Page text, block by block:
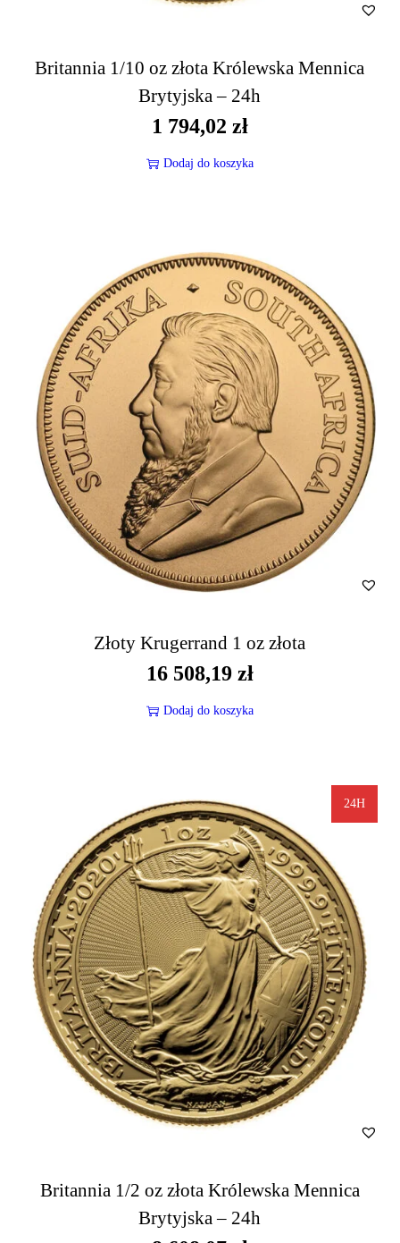
Britannia 1/10 oz złota Królewska Mennica
Brytyjska – 24h
1 794,02 zł
Dodaj do koszyka
Złoty Krugerrand 1 oz złota
16 508,19 zł
Dodaj do koszyka
Britannia 1/2 oz złota Królewska Mennica
Brytyjska – 24h
24H